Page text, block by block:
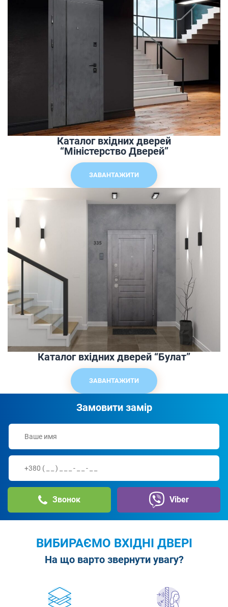
Каталог вхідних дверей
“Міністерство Дверей”
ЗАВАНТАЖИТИ
Каталог вхідних дверей “Булат”
ЗАВАНТАЖИТИ
Замовити замір
Звонок Viber
ВИБИРАЄМО ВХІДНІ ДВЕРІ
На що варто звернути увагу?